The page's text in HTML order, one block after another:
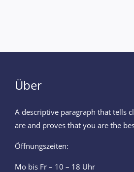
Über
A descriptive paragraph that tells
are and proves that you are the
Öffnungszeiten:
Mo bis Fr – 10 – 18 Uhr